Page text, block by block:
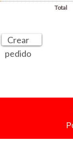
Total
Crear
pedido